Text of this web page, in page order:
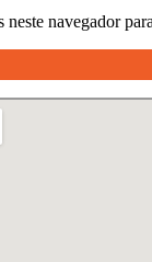
neste navegador